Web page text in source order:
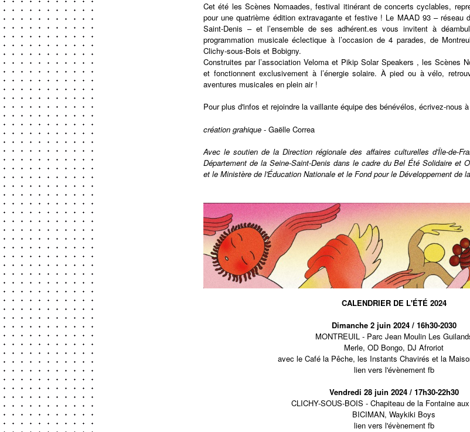
Cet été les Scènes Nomaades, festival itinérant de concerts cyclables,
pour une quatrième édition extravagante et festive ! Le MAAD 93 – réseau
Saint-Denis – et l’ensemble de ses adhérent.es vous invitent à
programmation musicale éclectique à l’occasion de 4 parades, de
Clichy-sous-Bois et Bobigny.
Construites par l’association Veloma et Pikip Solar Speakers , les Scènes
et fonctionnent exclusivement à l’énergie solaire. À pied ou à vélo,
aventures musicales en plein air !
Pour plus d'infos et rejoindre la vaillante équipe des bénévélos, écrivez-nous à
création grahique - Gaëlle Correa
Avec le soutien de la Direction régionale des affaires culturelles d'Île-de-
Département de la Seine-Saint-Denis dans le cadre duBel Été Solidaire et
et le Ministère de l'Éducation Nationale et le Fond pour le Développement de
CALENDRIER DE L'ÉTÉ 2024
Dimanche 2 juin 2024 / 16h30-2030
MONTREUIL - Parc Jean Moulin Les
Merle, OD Bongo, DJ Afroriot
avec le Café la Pêche, les Instants Chavirés et la
lien vers l'évènement fb
Vendredi 28 juin 2024 / 17h30-22h30
CLICHY-SOUS-BOIS - Chapiteau de la Fontaine
BICIMAN, Waykiki Boys
lien vers l'évènement fb